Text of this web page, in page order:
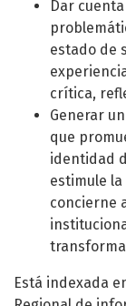
Dar
estado de
crítica,
Generar
que
identidad
estimule
concierne
Está indexada